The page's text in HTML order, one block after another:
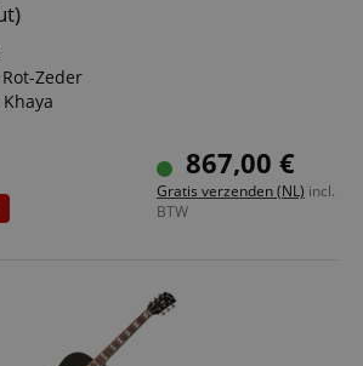
Zeder
Brankowood / Khaya
Satin
867,00 €
Gratis verzenden (NL) incl.
BTW